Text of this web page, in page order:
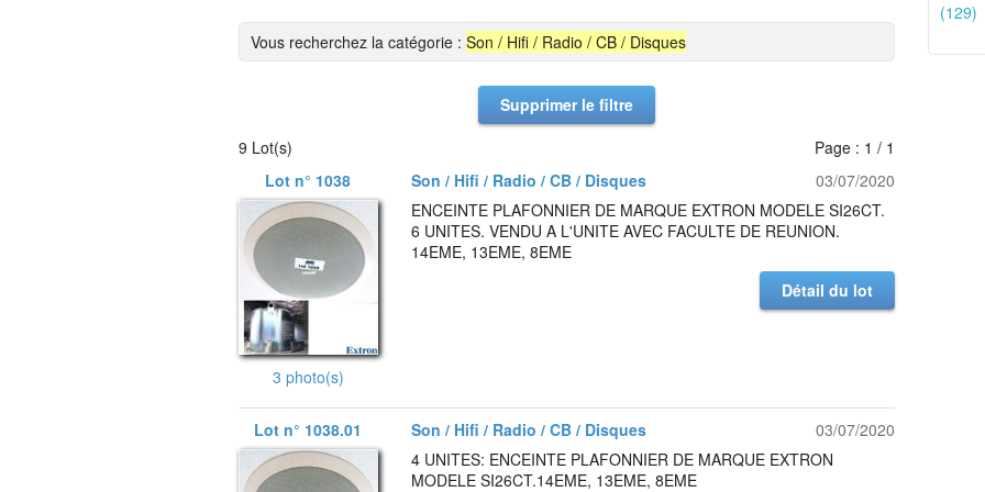
Vous recherchez la catégorie : Son / Hifi / Radio / CB / Disques
Supprimer le filtre
9 Lot(s)
Page : 1 / 1
Lot n° 1038
Son / Hifi / Radio / CB / Disques 03/07/2020
3 photo(s)
ENCEINTE PLAFONNIER DE MARQUE EXTRON MODELE SI26CT.
6 UNITES. VENDU A L'UNITE AVEC FACULTE DE REUNION.
14EME, 13EME, 8EME
Détail du lot
Lot n° 1038.01 Son / Hifi / Radio / CB / Disques
03/07/2020
4 UNITES: ENCEINTE PLAFONNIER DE MARQUE EXTRON
MODELE SI26CT.14EME, 13EME, 8EME
(129)